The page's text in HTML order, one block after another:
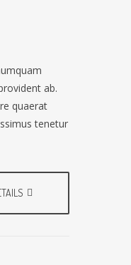
ab.
quaerat
tenetur